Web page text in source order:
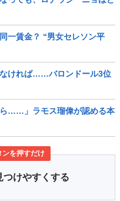
一賃金？ “男女セレソン平
なければ……バロンドール3位
ら……」ラモス瑠偉が認める本
ンを押すだけ
けやすくする